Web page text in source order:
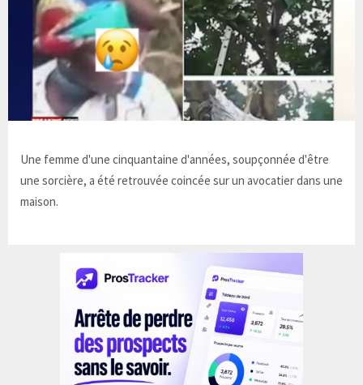
Une femme d'une cinquantaine d'années, soupçonnée d'être
une sorcière, a été retrouvée coincée sur un avocatier dans une
maison.